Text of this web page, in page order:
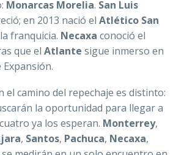
Monarcas Morelia. San Luis
en 2013 nació el Atlético San
franquicia. Necaxa conoció el
que el Atlante sigue inmerso en
el camino del repechaje es distinto:
la oportunidad para llegar a
ya los esperan. Monterrey,
, Santos, Pachuca, Necaxa,